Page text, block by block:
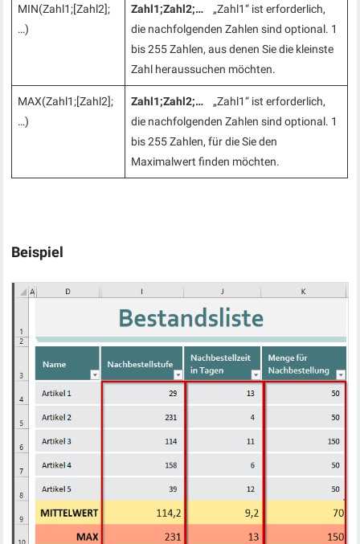
MIN(Zahl1;[Zahl2];
…)
Zahl1;Zahl2;… „Zahl1“ ist erforderlich,
die nachfolgenden Zahlen sind optional. 1
bis 255 Zahlen, aus denen Sie die kleinste
Zahl heraussuchen möchten.
MAX(Zahl1;[Zahl2];
…)
Zahl1;Zahl2;… „Zahl1“ ist erforderlich,
die nachfolgenden Zahlen sind optional. 1
bis 255 Zahlen, für die Sie den
Maximalwert finden möchten.
Beispiel